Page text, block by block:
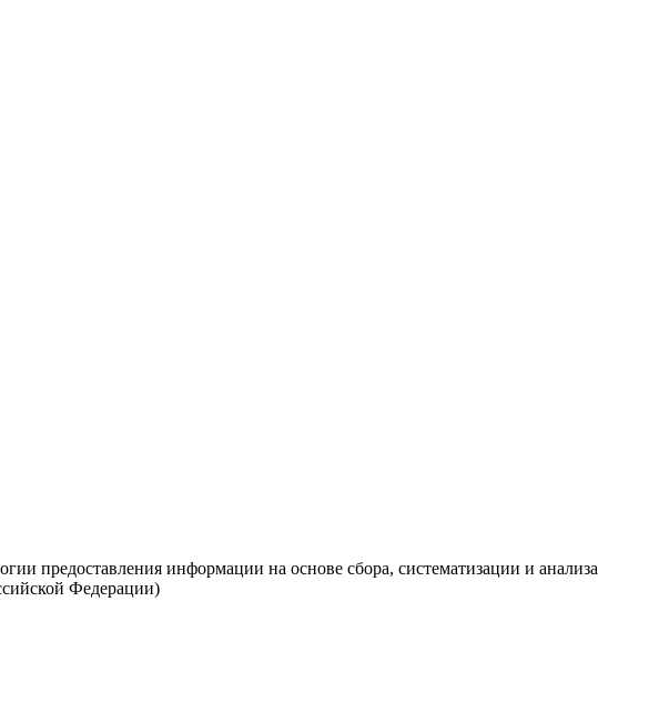
предоставления информации на основе сбора, систематизации и анализа
Федерации)